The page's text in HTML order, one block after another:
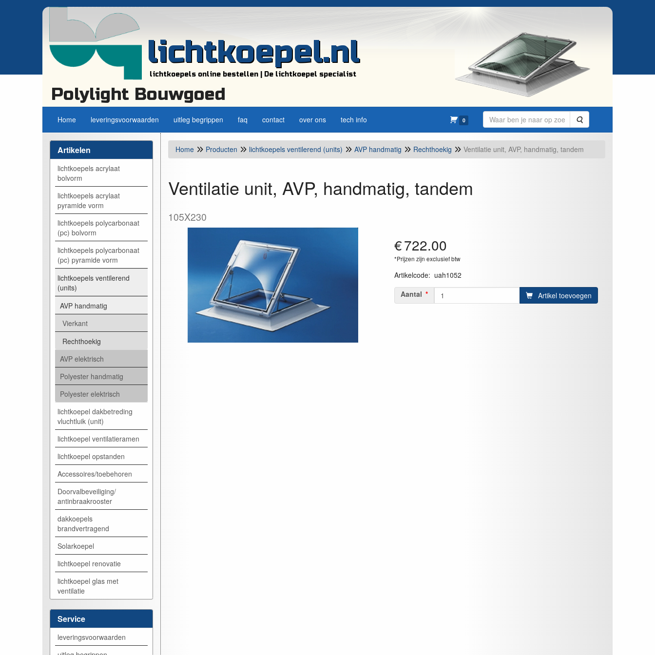
lichtkoepel.nl
lichtkoepels online bestellen | De lichtkoepel specialist
Polylight Bouwgoed
Home leveringsvoorwaarden uitleg begrippen faq contact over ons tech info 0 Zoeken
Artikelen
lichtkoepels acrylaat
bolvorm
lichtkoepels acrylaat
pyramide vorm
lichtkoepels polycarbonaat
(pc) bolvorm
lichtkoepels polycarbonaat
(pc) pyramide vorm
lichtkoepels ventilerend
(units)
AVP handmatig
Vierkant
Rechthoekig
AVP elektrisch
Polyester handmatig
Polyester elektrisch
lichtkoepel dakbetreding
vluchtluik (unit)
lichtkoepel ventilatieramen
lichtkoepel opstanden
Accessoires/toebehoren
Doorvalbeveiliging/
antinbraakrooster
dakkoepels
brandvertragend
Solarkoepel
lichtkoepel renovatie
lichtkoepel glas met
ventilatie
Service
leveringsvoorwaarden
Home Producten lichtkoepels ventilerend (units) AVP handmatig Rechthoekig Ventilatie unit, AVP, handmatig, tandem
Ventilatie unit, AVP, handmatig, tandem
105X230
€722.00
*Prijzen zijn exclusief btw
Artikelcode: uah1052
Aantal
Artikel toevoegen